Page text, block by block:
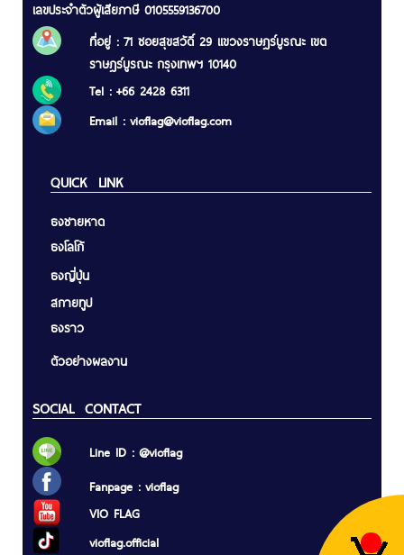
เลขประจำตัวผู้เสียภาษี 0105559136700
ที่อยู่ : 71 ซอยสุขสวัดิ์ 29 แขวงราษฎร์บูรณะ เขต
ราษฎร์บูรณะ กรุงเทพฯ 10140
Tel : +66 2428 6311
Email : vioflag@vioflag.com
QUICK LINK
ธงชายหาด
ธงโลโก้
ธงญี่ปุ่น
สกายทูป
ธงราว
ตัวอย่างผลงาน
SOCIAL CONTACT
Line ID : @vioflag
Fanpage : vioflag
VIO FLAG
vioflag.official